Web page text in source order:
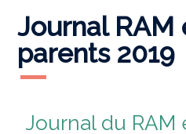
Journal RAM
parents 2019
Journal du